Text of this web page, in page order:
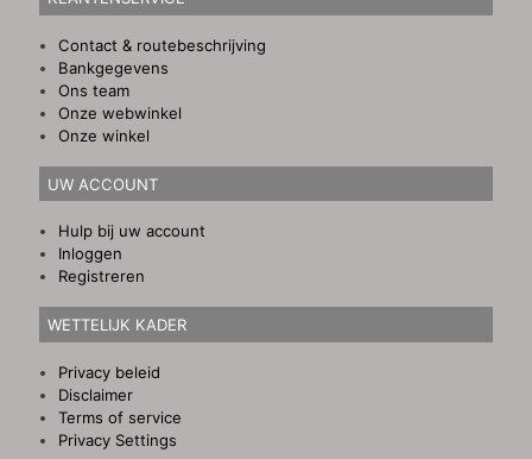
Contact & routebeschrijving
Bankgegevens
Ons team
Onze webwinkel
Onze winkel
UW ACCOUNT
Hulp bij uw account
Inloggen
Registreren
WETTELIJK KADER
Privacy beleid
Disclaimer
Terms of service
Privacy Settings